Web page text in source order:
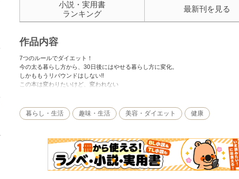
小説・実用書
ランキング
最新刊を見る
作品内容
7つのルールでダイエット！
今の太る暮らし方から、30日後にはやせる暮らし方に変化。
しかももうリバウンドはしない!!
この本は変わりたいけど、変われない
基本の7つのルールは？
（2）まずは、野菜から食べる
（3）空腹時には「GI値」の低いものを食べる
（4）食事の比率は「朝3・昼2・夜1」をめざす
（5）毎日、ボディラインを鏡で見る
（6）毎日、同じ時間に体重を計る
暮らし・生活 趣味・生活 美容・ダイエット 健康